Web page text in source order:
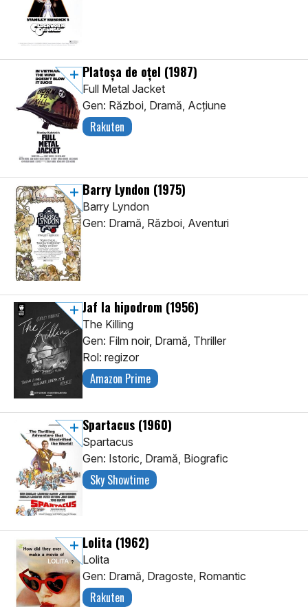
Platoşa de oţel (1987)
Full Metal Jacket
Gen: Război, Dramă, Acţiune
Rakuten
Barry Lyndon (1975)
Barry Lyndon
Gen: Dramă, Război, Aventuri
Jaf la hipodrom (1956)
The Killing
Gen: Film noir, Dramă, Thriller
Rol: regizor
Amazon Prime
Spartacus (1960)
Spartacus
Gen: Istoric, Dramă, Biografic
Sky Showtime
Lolita (1962)
Lolita
Gen: Dramă, Dragoste, Romantic
Rakuten